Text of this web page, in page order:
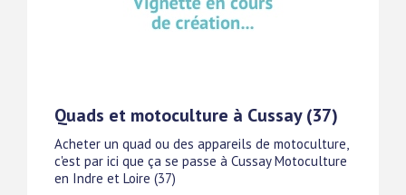
Quads et motoculture à Cussay (37)
Acheter un quad ou des appareils de motoculture,
c'est par ici que ça se passe à Cussay Motoculture
en Indre et Loire (37)